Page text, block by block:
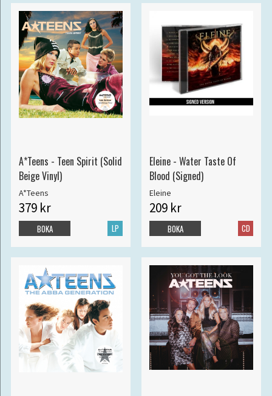
A*Teens - Teen Spirit (Solid
Beige Vinyl)
A*Teens
379 kr
LP
BOKA
Eleine - Water Taste Of
Blood (Signed)
Eleine
209 kr
CD
BOKA